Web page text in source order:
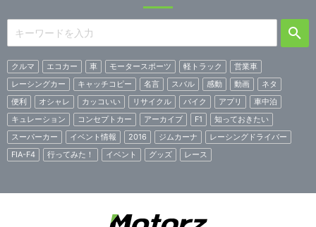
クルマ エコカー 車 モータースポーツ 軽トラック
営業車
レーシングカー
キャッチコピー 名言 スバル 感動 動画
ネタ
便利
オシャレ カッコいい リサイクル バイク アプリ
車中泊
キュレーション
コンセプトカー アーカイブ F1
知っておきたい
スーパーカー
イベント情報 2016 ジムカーナ
レーシングドライバー
FIA-F4
行ってみた！ イベント グッズ レース